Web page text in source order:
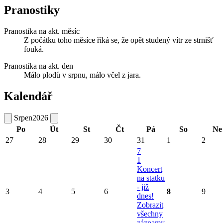
Pranostiky
Pranostika na akt. měsíc
Z počátku toho měsíce říká se, že opět studený vítr ze strnišť
fouká.
Pranostika na akt. den
Málo plodů v srpnu, málo včel z jara.
Kalendář
Srpen2026
Po
Út St Čt Pá So
Ne
27
28 29 30 31 1 2
3 4 5 6
7
1
Koncert
na statku
- již
dnes!
Zobrazit
všechny
8 9